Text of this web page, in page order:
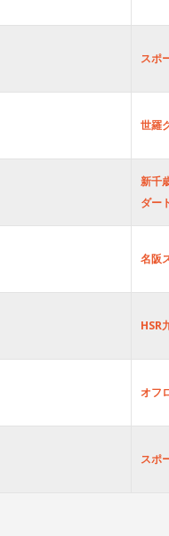
スポ
世羅
新千
ダー
名阪
HSR
オフ
スポ